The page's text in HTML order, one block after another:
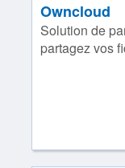
Owncloud
Solution de
partagez vos